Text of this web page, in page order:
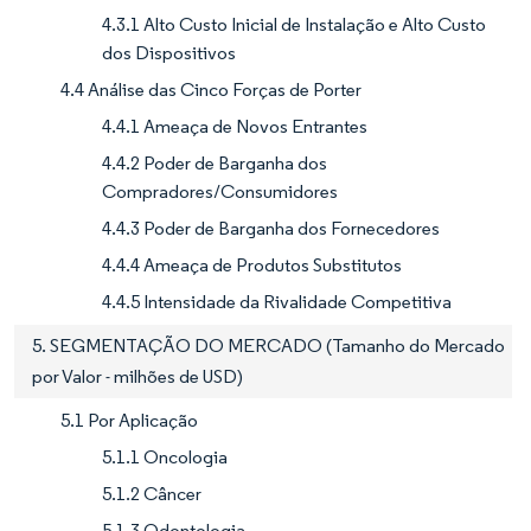
4.3.1 Alto Custo Inicial de Instalação e Alto Custo
dos Dispositivos
4.4 Análise das Cinco Forças de Porter
4.4.1 Ameaça de Novos Entrantes
4.4.2 Poder de Barganha dos
Compradores/Consumidores
4.4.3 Poder de Barganha dos Fornecedores
4.4.4 Ameaça de Produtos Substitutos
4.4.5 Intensidade da Rivalidade Competitiva
5. SEGMENTAÇÃO DO MERCADO (Tamanho do Mercado
por Valor - milhões de USD)
5.1 Por Aplicação
5.1.1 Oncologia
5.1.2 Câncer